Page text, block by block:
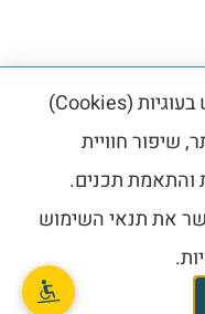
בשימוש באתר זה נעשה שימוש בעוגיות (Cookies)
שיפור חוויית
תכנים.
את תנאי השימוש